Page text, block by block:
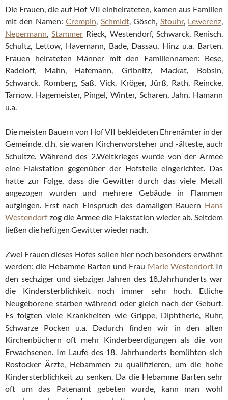
Die Frauen, die auf Hof VII einheirateten, kamen aus Familien
mit den Namen:Crempin, Schmidt, Gösch, Stouhr, Lewerenz,
Nepermann,Stammer Rieck, Westendorf, Schwarck, Renisch,
Schultz, Lettow, Havemann, Bade, Dassau, Hinz u.a. Barten.
Frauen heirateten Männer mit den Familiennamen: Bese,
Radeloff, Mahn, Hafemann, Gribnitz, Mackat, Bobsin,
Schwarck, Romberg, Saß, Vick, Kröger, Jürß, Rath, Reincke,
Tarnow, Hagemeister, Pingel, Winter, Scharen, Jahn, Hamann
u.a.
Die meisten Bauern von Hof VII bekleideten Ehrenämter in der
Gemeinde, d.h. sie waren Kirchenvorsteher und -älteste, auch
Schultze. Während des 2.Weltkrieges wurde von der Armee
eine Flakstation gegenüber der Hofstelle eingerichtet. Das
hatte zur Folge, dass die Gewitter durch das viele Metall
angezogen wurden und mehrere Gebäude in Flammen
aufgingen. Erst nach Einspruch des damaligen Bauern Hans
Westendorfzog die Armee die Flakstation wieder ab. Seitdem
ließen die heftigen Gewitter wieder nach.
Zwei Frauen dieses Hofes sollen hier noch besonders erwähnt
werden: die Hebamme Barten und Frau Marie Westendorf. In
den sechziger und siebziger Jahren des 18.Jahrhunderts war
die Kindersterblichkeit noch immer sehr hoch. Etliche
Neugeborene starben während oder gleich nach der Geburt.
Es folgten viele Krankheiten wie Grippe, Diphtherie, Ruhr,
Schwarze Pocken u.a. Dadurch finden wir in den alten
Kirchenbüchern oft mehr Kinderbeerdigungen als die von
Erwachsenen. Im Laufe des 18. Jahrhunderts bemühten sich
Rostocker Ärzte, Hebammen zu qualifizieren, um die hohe
Kindersterblichkeit zu senken. Da die Hebamme Barten sehr
oft um das Patenamt gebeten wurde, kann man wohl